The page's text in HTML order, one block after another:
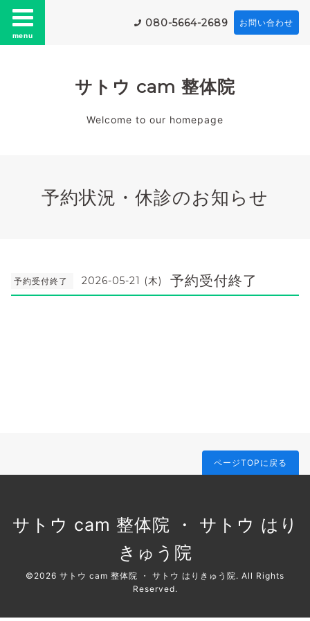
menu
080-5664-2689 お問い合わせ
サトウ cam 整体院
Welcome to our homepage
予約状況・休診のお知らせ
予約受付終了 2026-05-21 (木) 予約受付終了
ページTOPに戻る
サトウ cam 整体院 ・ サトウ はり
きゅう院
©2026 サトウ cam 整体院 ・ サトウ はりきゅう院. All Rights
Reserved.